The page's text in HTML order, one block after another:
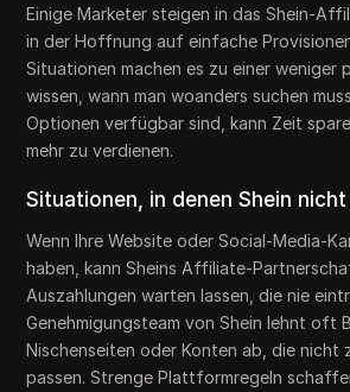
Einige Marketer steigen in das Shein-
in der Hoffnung auf einfache
Situationen machen es zu einer weniger
wissen, wann man woanders suchen
Optionen verfügbar sind, kann Zeit
mehr zu verdienen.
Situationen, in denen Shein
Wenn Ihre Website oder Social-Media-
haben, kann Sheins Affiliate-
Auszahlungen warten lassen, die nie
Genehmigungsteam von Shein lehnt oft
Nischenseiten oder Konten ab, die nicht
passen. Strenge Plattformregeln